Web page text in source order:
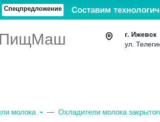
Спецпредложение Составим
г. Ижевск
ул.
молока Охладители молока